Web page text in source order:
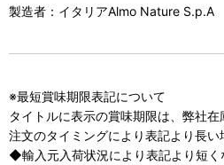
製造者：イタリアAlmo Nature S.p.A
※最短賞味期限表記について
タイトルに表示の賞味期限は、弊社
注文のタイミングにより表記より長い
◆輸入元入荷状況により表記より短く